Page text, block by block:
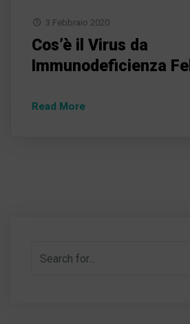
3 Febbraio 2020
Cos’è il Virus da
Immunodeficienza
Read More